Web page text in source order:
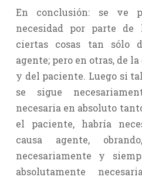
En conclusión: se ve
necesidad por parte de
ciertas cosas tan sólo
agente; pero en otras, de
y del paciente. Luego si
se sigue
necesaria en absoluto
el paciente, habría
causa agente,
necesariamente y
absolutamente